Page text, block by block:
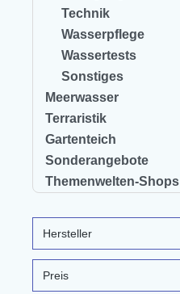
Technik
Wasserpflege
Wassertests
Sonstiges
Meerwasser
Terraristik
Gartenteich
Sonderangebote
Themenwelten-Shops
Hersteller
Preis